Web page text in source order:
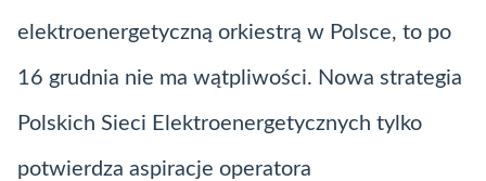
elektroenergetyczną orkiestrą w Polsce, to po
16 grudnia nie ma wątpliwości. Nowa strategia
Polskich Sieci Elektroenergetycznych tylko
potwierdza aspiracje operatora